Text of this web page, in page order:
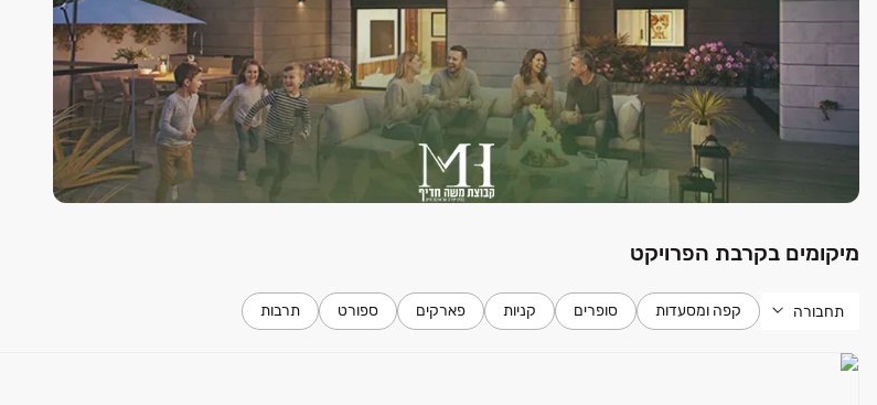
מיקומים בקרבת הפרויקט
תחבורה קפה ומסעדות סופרים קניות פארקים ספורט תרבות